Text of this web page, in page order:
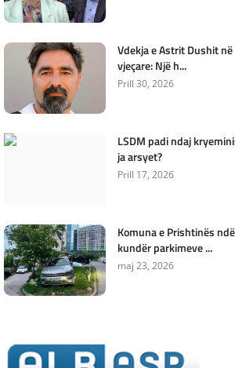
Vdekja e Astrit Dushit
vjeçare: Një h...
Prill 30, 2026
LSDM padi ndaj
ja arsyet?
Prill 17, 2026
Komuna e Prishtinës
kundër parkimeve ...
maj 23, 2026